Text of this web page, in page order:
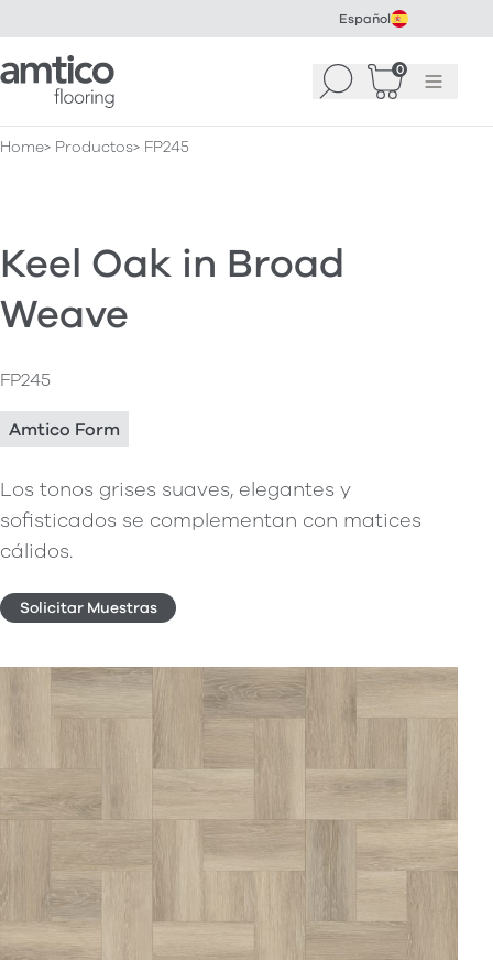
Español
Amtico Flooring Buscar 0
Cesta (0)
Menú
Home Productos FP245
Keel Oak in Broad
Weave
FP245
Amtico Form
Los tonos grises suaves, elegantes y
sofisticados se complementan con matices
cálidos.
Solicitar Muestras